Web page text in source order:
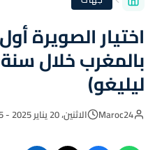
اختيار الصويرة
ليليغو)
Maroc24 الاثنين، 20 يناير 2025 - 18:25